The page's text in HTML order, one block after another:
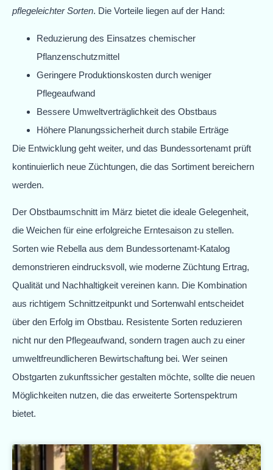
pflegeleichter Sorten. Die Vorteile liegen auf der Hand:
Reduzierung des Einsatzes chemischer
Pflanzenschutzmittel
Geringere Produktionskosten durch weniger
Pflegeaufwand
Bessere Umweltverträglichkeit des Obstbaus
Höhere Planungssicherheit durch stabile Erträge
Die Entwicklung geht weiter, und das Bundessortenamt prüft
kontinuierlich neue Züchtungen, die das Sortiment bereichern
werden.
Der Obstbaumschnitt im März bietet die ideale Gelegenheit,
die Weichen für eine erfolgreiche Erntesaison zu stellen.
Sorten wie Rebella aus dem Bundessortenamt-Katalog
demonstrieren eindrucksvoll, wie moderne Züchtung Ertrag,
Qualität und Nachhaltigkeit vereinen kann. Die Kombination
aus richtigem Schnittzeitpunkt und Sortenwahl entscheidet
über den Erfolg im Obstbau. Resistente Sorten reduzieren
nicht nur den Pflegeaufwand, sondern tragen auch zu einer
umweltfreundlicheren Bewirtschaftung bei. Wer seinen
Obstgarten zukunftssicher gestalten möchte, sollte die neuen
Möglichkeiten nutzen, die das erweiterte Sortenspektrum
bietet.